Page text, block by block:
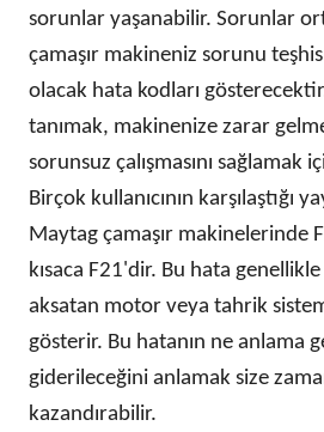
sorunlar yaşanabilir. Sorunlar
çamaşır makineniz sorunu
olacak hata kodları
tanımak, makinenize zarar
sorunsuz çalışmasını sağlamak
Birçok kullanıcının karşılaştığı
Maytag çamaşır makinelerinde
kısaca F21'dir. Bu hata
aksatan motor veya tahrik
gösterir. Bu hatanın ne anlama
giderileceğini anlamak size
kazandırabilir.